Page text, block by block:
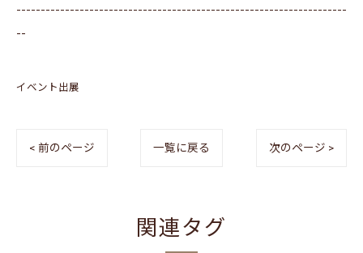
--------------------------------------------------------------------
--
イベント出展
< 前のページ 一覧に戻る 次のページ >
関連タグ